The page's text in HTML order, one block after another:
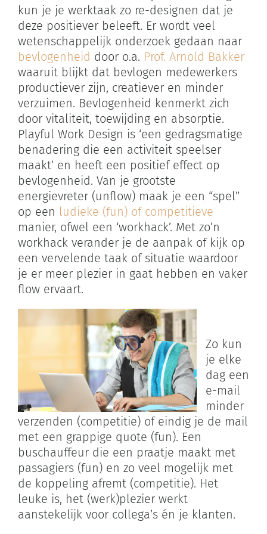
kun je je werktaak zo re-designen dat je
deze positiever beleeft. Er wordt veel
wetenschappelijk onderzoek gedaan naar
bevlogenheid door o.a. Prof. Arnold Bakker
waaruit blijkt dat bevlogen medewerkers
productiever zijn, creatiever en minder
verzuimen. Bevlogenheid kenmerkt zich
door vitaliteit, toewijding en absorptie.
Playful Work Design is ‘een gedragsmatige
benadering die een activiteit speelser
maakt’ en heeft een positief effect op
bevlogenheid. Van je grootste
energievreter (unflow) maak je een “spel”
op een ludieke (fun) of competitieve
manier, ofwel een ‘workhack’. Met zo’n
workhack verander je de aanpak of kijk op
een vervelende taak of situatie waardoor
je er meer plezier in gaat hebben en vaker
flow ervaart.
Zo kun
je elke
dag een
e-mail
minder
verzenden (competitie) of eindig je de mail
met een grappige quote (fun). Een
buschauffeur die een praatje maakt met
passagiers (fun) en zo veel mogelijk met
de koppeling afremt (competitie). Het
leuke is, het (werk)plezier werkt
aanstekelijk voor collega’s én je klanten.